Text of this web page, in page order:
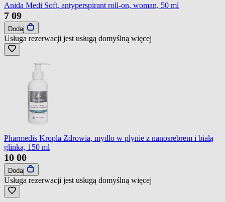
Anida Medi Soft, antyperspirant roll-on, woman, 50 ml
7 09
Dodaj
Usługa rezerwacji jest usługą domyślną więcej
Pharmedis Kropla Zdrowia, mydło w płynie z nanosrebrem i białą
glinką, 150 ml
10 00
Dodaj
Usługa rezerwacji jest usługą domyślną więcej